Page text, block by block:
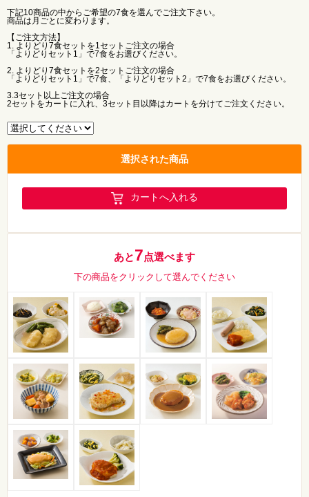
下記10商品の中からご希望の7食を選んでご注文下さい。
商品は月ごとに変わります。
【ご注文方法】
1. よりどり7食セットを1セットご注文の場合
「よりどりセット1」で7食をお選びください。
2. よりどり7食セットを2セットご注文の場合
「よりどりセット1」で7食、「よりどりセット2」で7食をお選びください。
3.3セット以上ご注文の場合
2セットをカートに入れ、3セット目以降はカートを分けてご注文ください。
選択された商品
カートへ入れる
あと7点選べます
下の商品をクリックして選んでください